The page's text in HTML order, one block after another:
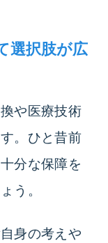
選択肢が広
や医療技術
。ひと昔前
分な保障を
う。
身の考えや